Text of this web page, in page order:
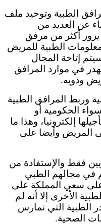
الطبية وتوحيد ملف
عن العديد من
يزور أكثر من مرفق
الطبية للمريض
إتاحة المجال
في موارد المرافق
وذويه.
وربط المرافق الطبية
الحكومية أو
إلكترونيا، وهذا ما
المريض وأيضا على
فقط والإستفادة من
في مجالهم الطبي
سعي المملكة على
الأخرى إلا أنه لم
الطبية التي تمارس
الصحية.